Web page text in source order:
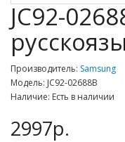
JC92-
Производитель: Samsung
Модель: JC92-02688B
Наличие: Есть в наличии
2997р.